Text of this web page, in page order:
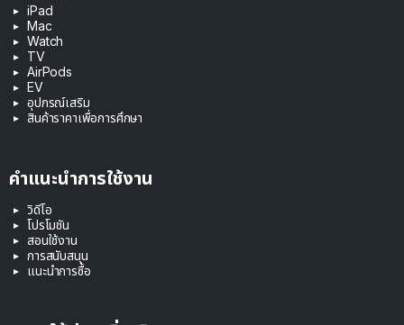
iPad
Mac
Watch
TV
AirPods
EV
อุปกรณ์เสริม
สินค้าราคาเพื่อการศึกษา
คำแนะนำการใช้งาน
วิดีโอ
โปรโมชัน
สอนใช้งาน
การสนับสนุน
แนะนำการซื้อ